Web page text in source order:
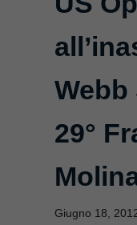
Webb
29°
Giugno 18,